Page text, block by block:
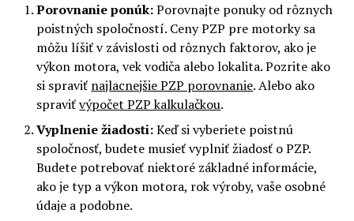
Porovnanie ponúk:Porovnajte ponuky od rôznych
poistných spoločností. Ceny PZP pre motorky sa
môžu líšiť v závislosti od rôznych faktorov, ako je
výkon motora, vek vodiča alebo lokalita. Pozrite ako
si spraviť najlacnejšie PZP porovnanie. Alebo ako
spraviťvýpočet PZP kalkulačkou.
Vyplnenie žiadosti:Keď si vyberiete poistnú
spoločnosť, budete musieť vyplniť žiadosť o PZP.
Budete potrebovať niektoré základné informácie,
ako je typ a výkon motora, rok výroby, vaše osobné
údaje a podobne.